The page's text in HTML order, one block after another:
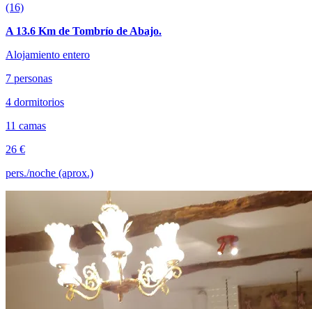
(16)
A 13.6 Km de Tombrío de Abajo.
Alojamiento entero
7 personas
4 dormitorios
11 camas
26 €
pers./noche (aprox.)